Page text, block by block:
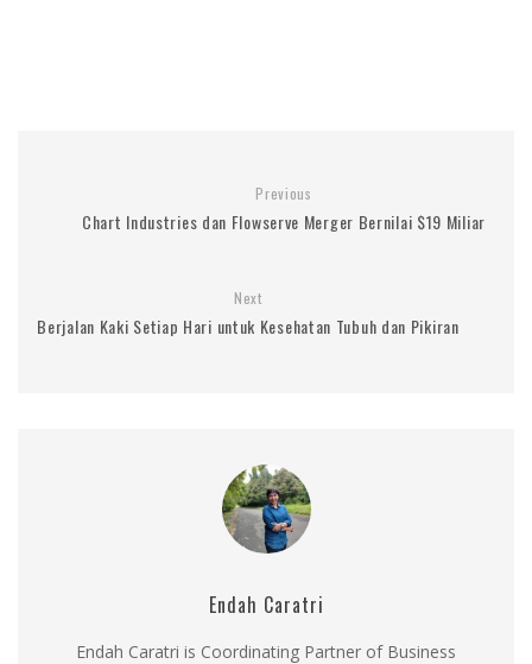
Previous
Chart Industries dan Flowserve Merger Bernilai $19 Miliar
Next
Berjalan Kaki Setiap Hari untuk Kesehatan Tubuh dan Pikiran
Endah Caratri
Endah Caratri is Coordinating Partner of Business